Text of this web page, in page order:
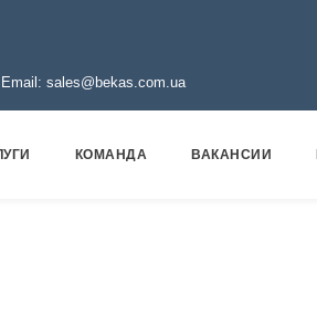
Email: sales@bekas.com.ua
КОМАНДА ВАКАНСИИ